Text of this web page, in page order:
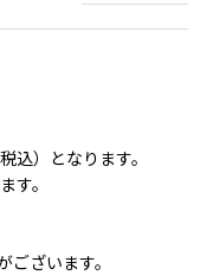
）となります。
す。
ざいます。